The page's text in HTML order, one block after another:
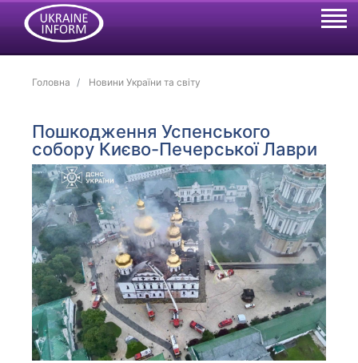
Головна Новини України та світу
Пошкодження Успенського
собору Києво-Печерської Лаври